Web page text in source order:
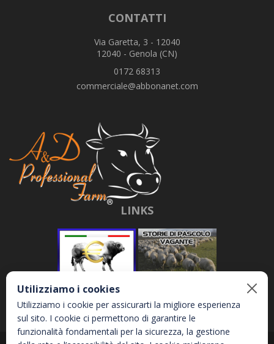
CONTATTI
Via Garetta, 3 - 12040
12040 - Genola (CN)
0172 68313
commerciale@abbonanet.com
LINKS
Utilizziamo i cookies
Utilizziamo i cookie per assicurarti la migliore esperienza
sul sito. I cookie ci permettono di garantire le
funzionalità fondamentali per la sicurezza, la gestione